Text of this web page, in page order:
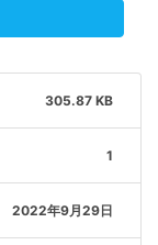
305.87 KB
1
2022年9月29日